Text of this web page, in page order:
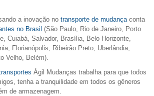
a inovação no transporte de mudançaconta
no Brasil (São Paulo, Rio de Janeiro, Porto
Cuiabá, Salvador, Brasília, Belo Horizonte,
Florianópolis, Ribeirão Preto, Uberlândia,
Velho, Belém).
Ágil Mudanças trabalha para que todos
tenha a tranquilidade em todos os gêneros
de armazenagem.